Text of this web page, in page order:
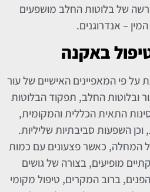
של בלוטות החלב מושפעים
– אנדרוגנים.
באקנה
פי המאפיינים האישיים של עור
ובלוטות החלב, תפקוד הבלוטות
התאית הכללית והמקומית,
השפעות סביבתיות שליליות.
המחלה, כאשר פצעונים עם כמות
מופיעים, בצורה של גושים
ברוב המקרים, טיפול מקומי